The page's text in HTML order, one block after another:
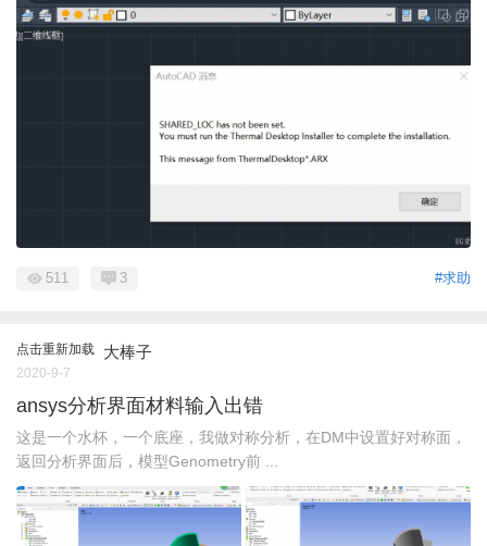
#求助
511 3
点击重新加载 大棒子
2020-9-7
ansys分析界面材料输入出错
这是一个水杯，一个底座，我做对称分析，在DM中设置好对称面，
返回分析界面后，模型Genometry前 ...